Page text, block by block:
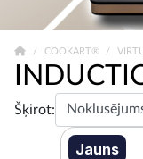
COOKART®
Šķirot:
Jauns